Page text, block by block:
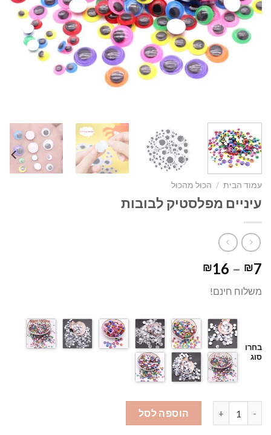
עמוד הבית / הכול מהכול
עיניים מפלסטיק לבובות
₪7
–
₪16
משלוח חינם!
בחרו
סוג
כמות של עיניים מפלסטיק לבובות
הוספה לסל